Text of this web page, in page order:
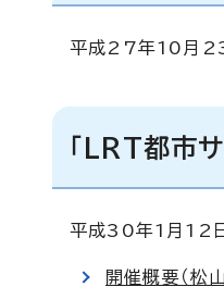
平成27年10月
「LRT都市
平成30年1月12
開催概要（松